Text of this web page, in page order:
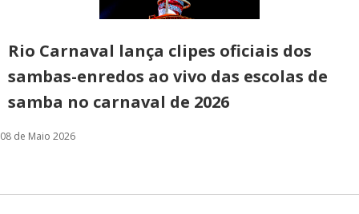
Rio Carnaval lança clipes oficiais dos
sambas-enredos ao vivo das escolas de
samba no carnaval de 2026
08 de Maio 2026